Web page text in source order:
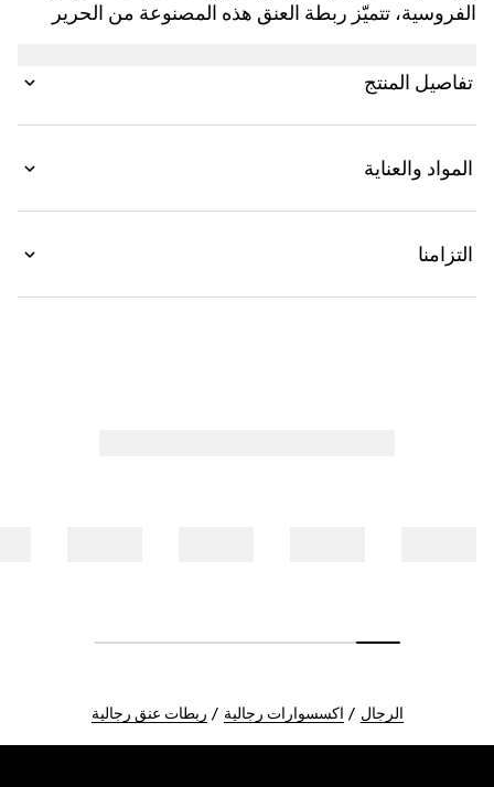
الفروسية، تتميّز ربطة العنق هذه المصنوعة من الحرير
تفاصيل المنتج
المواد والعناية
التزامنا
الرجال اكسسوارات رجالية ربطات عنق رجالية